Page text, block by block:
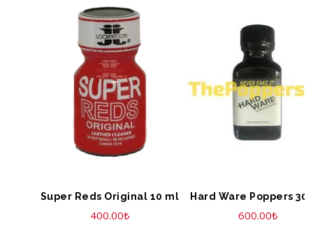
SEPETE EKLE
Super Reds Original 10 ml
400.00₺
SEPETE EKLE
Hard Ware Poppers 30
600.00₺